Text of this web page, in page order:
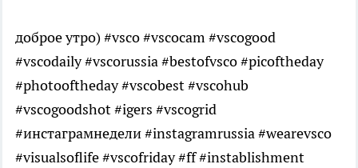
доброе утро) #vsco #vscocam #vscogood
#vscodaily #vscorussia #bestofvsco #picoftheday
#photooftheday #vscobest #vscohub
#vscogoodshot #igers #vscogrid
#инстаграмнедели #instagramrussia #wearevsco
#visualsoflife #vscofriday #ff #instablishment